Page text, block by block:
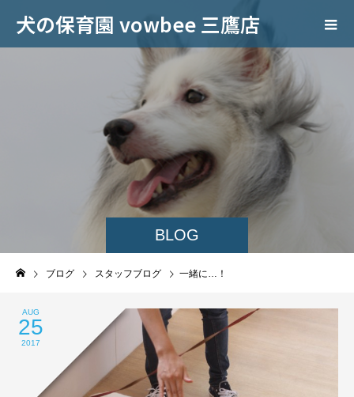
犬の保育園 vowbee 三鷹店
BLOG
ブログ スタッフブログ 一緒に…！
AUG
25
2017